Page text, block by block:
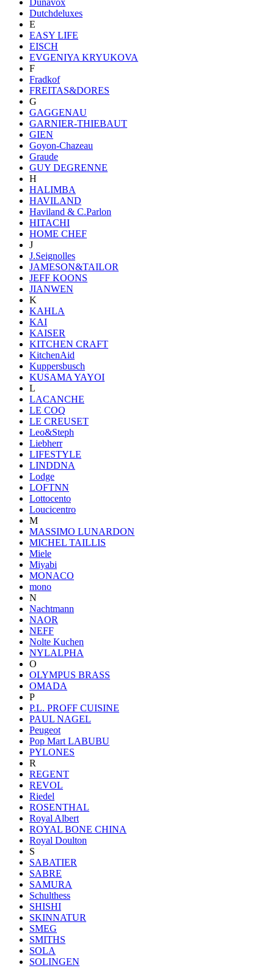
Dutchdeluxes
E
EASY LIFE
EISCH
EVGENIYA KRYUKOVA
F
Fradkof
FREITAS&DORES
G
GAGGENAU
GARNIER-THIEBAUT
GIEN
Goyon-Chazeau
Graude
GUY DEGRENNE
H
HALIMBA
HAVILAND
Haviland & C.Parlon
HITACHI
HOME CHEF
J
J.Seignolles
JAMESON&TAILOR
JEFF KOONS
JIANWEN
K
KAHLA
KAI
KAISER
KITCHEN CRAFT
KitchenAid
Kuppersbusch
KUSAMA YAYOI
L
LACANCHE
LE COQ
LE CREUSET
Leo&Steph
Liebherr
LIFESTYLE
LINDDNA
Lodge
LOFTNN
Lottocento
Loucicentro
M
MASSIMO LUNARDON
MICHEL TAILLIS
Miele
Miyabi
MONACO
mono
N
Nachtmann
NAOR
NEFF
Nolte Kuchen
NYLALPHA
O
OLYMPUS BRASS
OMADA
P
P.L. PROFF CUISINE
PAUL NAGEL
Peugeot
Pop Mart LABUBU
PYLONES
R
REGENT
REVOL
Riedel
ROSENTHAL
Royal Albert
ROYAL BONE CHINA
Royal Doulton
S
SABATIER
SABRE
SAMURA
Schulthess
SHISHI
SKINNATUR
SMEG
SMITHS
SOLA
SOLINGEN